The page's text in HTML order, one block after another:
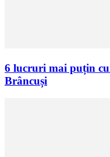
6 lucruri mai puțin
Brâncuși